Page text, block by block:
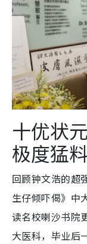
十优状
极度猛料
回顾钟文浩的超
生仔倾吓偈》中
读名校喇沙书院
大医科，毕业后